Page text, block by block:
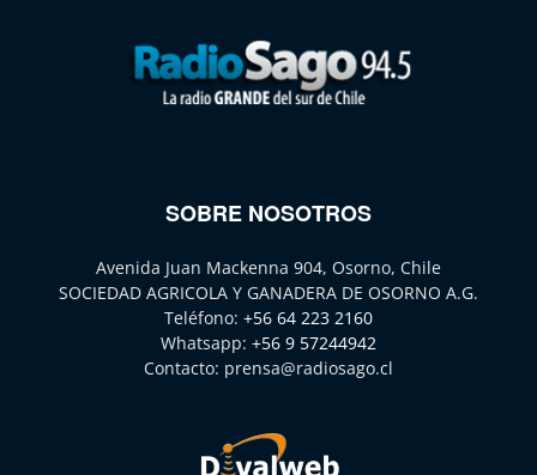
SOBRE NOSOTROS
Avenida Juan Mackenna 904, Osorno, Chile
SOCIEDAD AGRICOLA Y GANADERA DE OSORNO A.G.
Teléfono: +56 64 223 2160
Whatsapp: +56 9 57244942
Contacto: prensa@radiosago.cl